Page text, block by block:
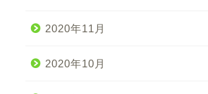
2020年11月
2020年10月